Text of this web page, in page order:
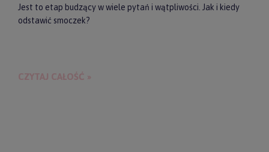
Jest to etap budzący w wiele pytań i wątpliwości. Jak i kiedy
odstawić smoczek?
CZYTAJ CAŁOŚĆ »